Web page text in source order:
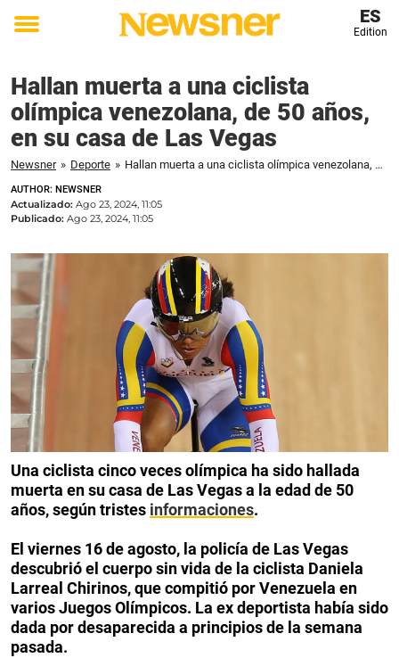
Toggle
ES
Edition
Hallan muerta a una ciclista
olímpica venezolana, de 50 años,
en su casa de Las Vegas
Newsner » Deporte » Hallan muerta a una ciclista olímpica venezolana, de 50 años, en su casa de Las Vegas
AUTHOR: NEWSNER
Actualizado: Ago 23, 2024, 11:05
Publicado: Ago 23, 2024, 11:05
Una ciclista cinco veces olímpica ha sido hallada
muerta en su casa de Las Vegas a la edad de 50
años, según tristes informaciones.
El viernes 16 de agosto, la policía de Las Vegas
descubrió el cuerpo sin vida de la ciclista Daniela
Larreal Chirinos, que compitió por Venezuela en
varios Juegos Olímpicos. La ex deportista había sido
dada por desaparecida a principios de la semana
pasada.